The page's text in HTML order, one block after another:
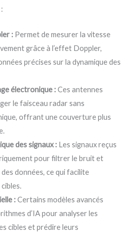
: Permet de mesurer la vitesse
grâce à l’effet Doppler,
précises sur la dynamique des
électronique :Ces antennes
le faisceau radar sans
offrant une couverture plus
des signaux : Les signaux reçus
pour filtrer le bruit et
données, ce qui facilite
:Certains modèles avancés
d’IA pour analyser les
cibles et prédire leurs